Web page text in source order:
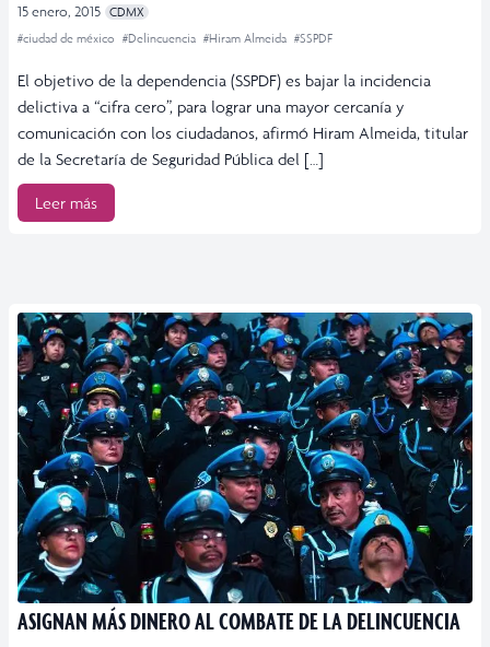
15 enero, 2015 CDMX
#ciudad de méxico #Delincuencia #Hiram Almeida #SSPDF
El objetivo de la dependencia (SSPDF) es bajar la incidencia
delictiva a “cifra cero”, para lograr una mayor cercanía y
comunicación con los ciudadanos, afirmó Hiram Almeida, titular
de la Secretaría de Seguridad Pública del […]
Leer más
ASIGNAN MÁS DINERO AL COMBATE DE LA DELINCUENCIA